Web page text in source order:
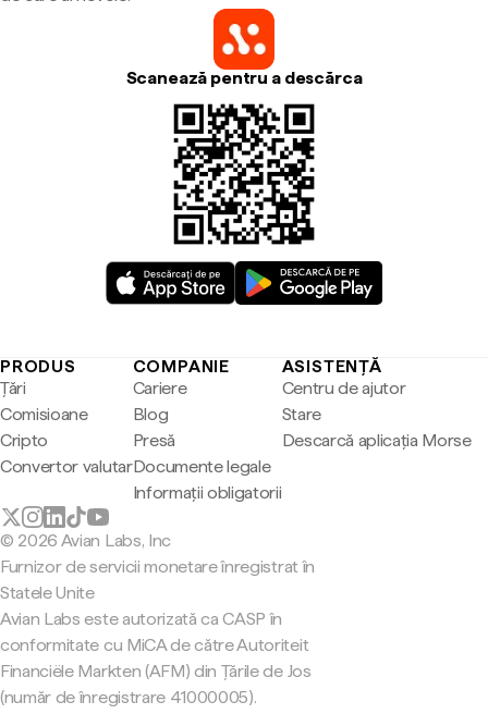
Scanează pentru a descărca
PRODUS
Țări
Comisioane
Cripto
Convertor valutar
COMPANIE
Cariere
Blog
Presă
Documente legale
Informații obligatorii
ASISTENȚĂ
Centru de ajutor
Stare
Descarcă aplicația Morse
© 2026 Avian Labs, Inc
Furnizor de servicii monetare înregistrat în
Statele Unite
Avian Labs este autorizată ca CASP în
conformitate cu MiCA de către Autoriteit
Financiële Markten (AFM) din Țările de Jos
(număr de înregistrare 41000005).